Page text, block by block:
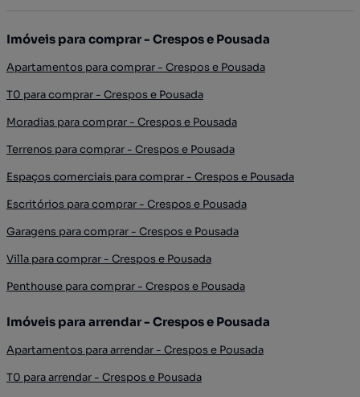
Imóveis para comprar - Crespos e Pousada
Apartamentos para comprar - Crespos e Pousada
T0 para comprar - Crespos e Pousada
Moradias para comprar - Crespos e Pousada
Terrenos para comprar - Crespos e Pousada
Espaços comerciais para comprar - Crespos e Pousada
Escritórios para comprar - Crespos e Pousada
Garagens para comprar - Crespos e Pousada
Villa para comprar - Crespos e Pousada
Penthouse para comprar - Crespos e Pousada
Imóveis para arrendar - Crespos e Pousada
Apartamentos para arrendar - Crespos e Pousada
T0 para arrendar - Crespos e Pousada